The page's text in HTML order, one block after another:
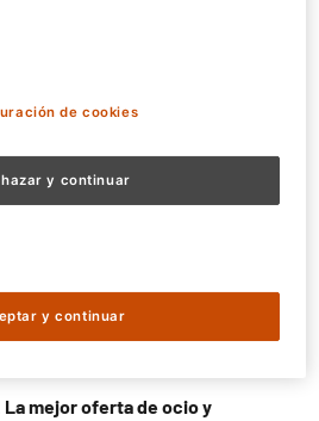
todos sus secretos, variados
en nuestros Aquopolis
bonista
disfrutarás de exclusivos
tiendas, interacciones,
La mejor oferta de ocio y
de cookies
y continuar
y continuar